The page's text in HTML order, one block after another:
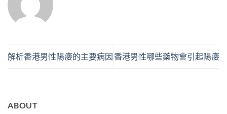
解析香港男性陽痿的主要病因香港男性哪些藥物會引起陽痿
ABOUT